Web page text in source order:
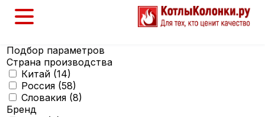
Подбор параметров
Страна производства
Китай (14)
Россия (58)
Словакия (8)
Бренд